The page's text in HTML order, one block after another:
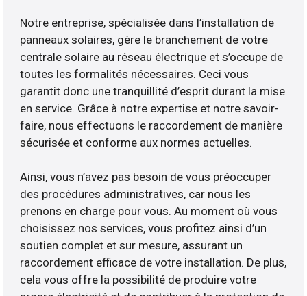
Notre entreprise, spécialisée dans l’installation de
panneaux solaires, gère le branchement de votre
centrale solaire au réseau électrique et s’occupe de
toutes les formalités nécessaires. Ceci vous
garantit donc une tranquillité d’esprit durant la mise
en service. Grâce à notre expertise et notre savoir-
faire, nous effectuons le raccordement de manière
sécurisée et conforme aux normes actuelles.
Ainsi, vous n’avez pas besoin de vous préoccuper
des procédures administratives, car nous les
prenons en charge pour vous. Au moment où vous
choisissez nos services, vous profitez ainsi d’un
soutien complet et sur mesure, assurant un
raccordement efficace de votre installation. De plus,
cela vous offre la possibilité de produire votre